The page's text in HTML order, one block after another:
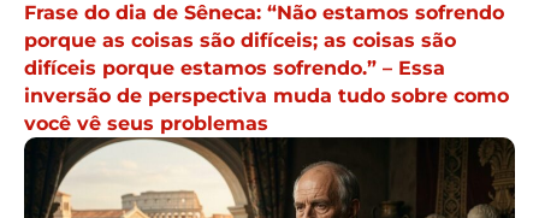
Frase do dia de Sêneca: “Não estamos sofrendo
porque as coisas são difíceis; as coisas são
difíceis porque estamos sofrendo.” – Essa
inversão de perspectiva muda tudo sobre como
você vê seus problemas